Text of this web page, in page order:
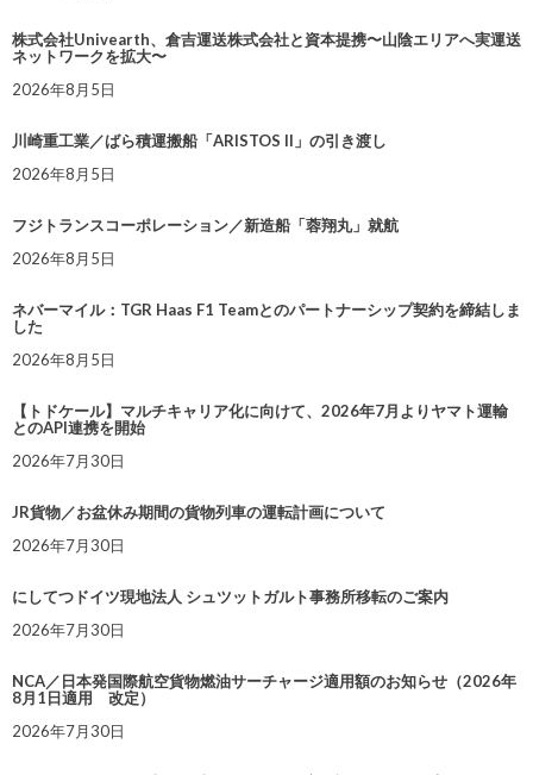
株式会社Univearth、倉吉運送株式会社と資本提携〜山陰エリアへ実運送
ネットワークを拡大〜
2026年8月5日
川崎重工業／ばら積運搬船「ARISTOS II」の引き渡し
2026年8月5日
フジトランスコーポレーション／新造船「蓉翔丸」就航
2026年8月5日
ネバーマイル：TGR Haas F1 Teamとのパートナーシップ契約を締結しま
した
2026年8月5日
【トドケール】マルチキャリア化に向けて、2026年7月よりヤマト運輸
とのAPI連携を開始
2026年7月30日
JR貨物／お盆休み期間の貨物列車の運転計画について
2026年7月30日
にしてつドイツ現地法人 シュツットガルト事務所移転のご案内
2026年7月30日
NCA／日本発国際航空貨物燃油サーチャージ適用額のお知らせ（2026年
8月1日適用 改定）
2026年7月30日